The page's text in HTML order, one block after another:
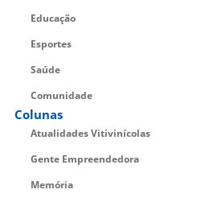
Educação
Esportes
Saúde
Comunidade
Colunas
Atualidades Vitivinícolas
Gente Empreendedora
Memória